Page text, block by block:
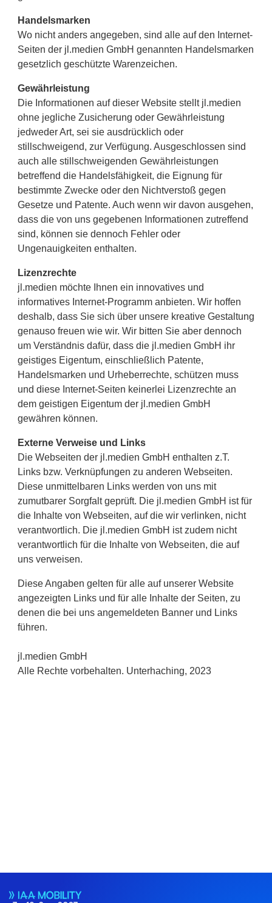
Handelsmarken
Wo nicht anders angegeben, sind alle auf den Internet-
Seiten der jl.medien GmbH genannten Handelsmarken
gesetzlich geschützte Warenzeichen.
Gewährleistung
Die Informationen auf dieser Website stellt jl.medien
ohne jegliche Zusicherung oder Gewährleistung
jedweder Art, sei sie ausdrücklich oder
stillschweigend, zur Verfügung. Ausgeschlossen sind
auch alle stillschweigenden Gewährleistungen
betreffend die Handelsfähigkeit, die Eignung für
bestimmte Zwecke oder den Nichtverstoß gegen
Gesetze und Patente. Auch wenn wir davon ausgehen,
dass die von uns gegebenen Informationen zutreffend
sind, können sie dennoch Fehler oder
Ungenauigkeiten enthalten.
Lizenzrechte
jl.medien möchte Ihnen ein innovatives und
informatives Internet-Programm anbieten. Wir hoffen
deshalb, dass Sie sich über unsere kreative Gestaltung
genauso freuen wie wir. Wir bitten Sie aber dennoch
um Verständnis dafür, dass die jl.medien GmbH ihr
geistiges Eigentum, einschließlich Patente,
Handelsmarken und Urheberrechte, schützen muss
und diese Internet-Seiten keinerlei Lizenzrechte an
dem geistigen Eigentum der jl.medien GmbH
gewähren können.
Externe Verweise und Links
Die Webseiten der jl.medien GmbH enthalten z.T.
Links bzw. Verknüpfungen zu anderen Webseiten.
Diese unmittelbaren Links werden von uns mit
zumutbarer Sorgfalt geprüft. Die jl.medien GmbH ist für
die Inhalte von Webseiten, auf die wir verlinken, nicht
verantwortlich. Die jl.medien GmbH ist zudem nicht
verantwortlich für die Inhalte von Webseiten, die auf
uns verweisen.
Diese Angaben gelten für alle auf unserer Website
angezeigten Links und für alle Inhalte der Seiten, zu
denen die bei uns angemeldeten Banner und Links
führen.
jl.medien GmbH
Alle Rechte vorbehalten. Unterhaching, 2023